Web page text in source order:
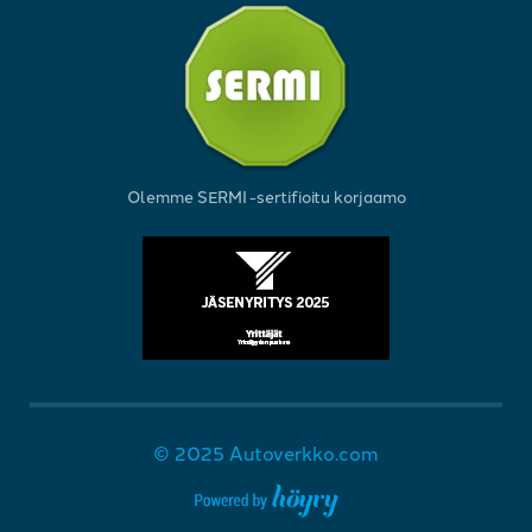
Olemme SERMI -sertifioitu korjaamo
© 2025 Autoverkko.com